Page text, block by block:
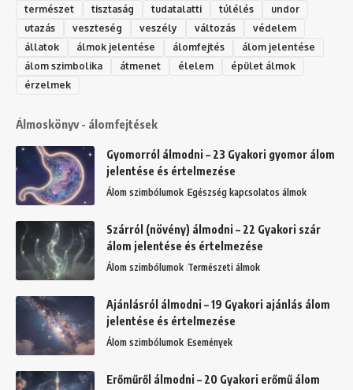
természet
tisztaság tudatalatti túlélés
undor
utazás
veszteség veszély változás
védelem
állatok
álmok jelentése álomfejtés
álom jelentése
álom szimbolika
átmenet élelem
épület álmok
érzelmek
Álmoskönyv - álomfejtések
Gyomorról álmodni – 23 Gyakori gyomor álom
jelentése és értelmezése
Álom szimbólumok Egészség kapcsolatos álmok
Szárról (növény) álmodni – 22 Gyakori szár
álom jelentése és értelmezése
Álom szimbólumok Természeti álmok
Ajánlásról álmodni – 19 Gyakori ajánlás álom
jelentése és értelmezése
Álom szimbólumok Események
Erőműről álmodni – 20 Gyakori erőmű álom